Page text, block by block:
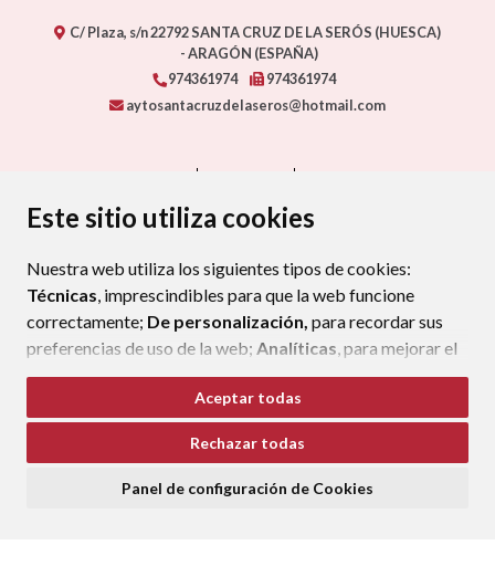
Este sitio utiliza cookies
Nuestra web utiliza los siguientes tipos de cookies:
Técnicas, imprescindibles para que la web funcione
correctamente; De personalización, para recordar sus
preferencias de uso de la web; Analíticas, para mejorar el
funcionamiento de la web y sus servicios.
Si acepta pulsando el botón“Aceptar todas”
consideramos que acepta su uso. Si pulsa el botón
ninguna acción, se guardarán las cookies técnicas
Aceptar todas
Rechazar todas
Panel de configuración de Cookies
C/ Plaza, s/n22792SANTA CRUZ DE LA SERÓS (HUESCA)
- ARAGÓN (ESPAÑA)
974361974
974361974
aytosantacruzdelaseros@hotmail.com
PROTECCIÓN DE DATOS
POLÍTICA DE COOKIES